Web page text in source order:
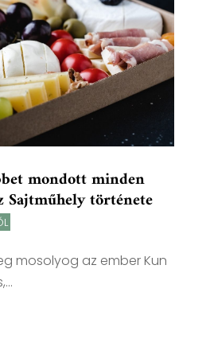
mondott minden
Sajtműhely története
mosolyog az ember Kun